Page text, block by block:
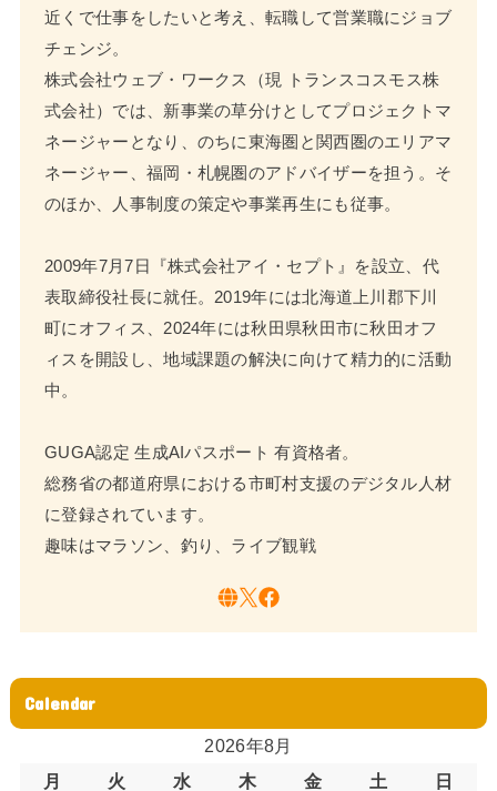
近くで仕事をしたいと考え、転職して営業職にジョブ
チェンジ。
株式会社ウェブ・ワークス（現 トランスコスモス株
式会社）では、新事業の草分けとしてプロジェクトマ
ネージャーとなり、のちに東海圏と関西圏のエリアマ
ネージャー、福岡・札幌圏のアドバイザーを担う。そ
のほか、人事制度の策定や事業再生にも従事。
2009年7月7日『株式会社アイ・セプト』を設立、代
表取締役社長に就任。2019年には北海道上川郡下川
町にオフィス、2024年には秋田県秋田市に秋田オフ
ィスを開設し、地域課題の解決に向けて精力的に活動
中。
GUGA認定 生成AIパスポート 有資格者。
総務省の都道府県における市町村支援のデジタル人材
に登録されています。
趣味はマラソン、釣り、ライブ観戦
Calendar
2026年8月
月
火 水 木 金 土 日